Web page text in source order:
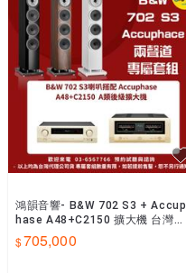
鴻韻音響- B&W 702 S3 + Accup
hase A48+C2150 擴大機 台灣公
司貨
705,000